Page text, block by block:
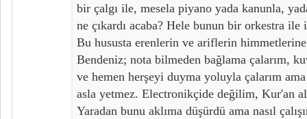
bir çalgı ile, mesela piyano yada kanunla,
ne çıkardı acaba? Hele bunun bir orkestra
Bu hususta erenlerin ve ariflerin
Bendeniz; nota bilmeden bağlama çalarım,
ve hemen herşeyi duyma yoluyla çalarım
asla yetmez. Electronikçide değilim, Kur'an
Yaradan bunu aklıma düşürdü ama nasıl